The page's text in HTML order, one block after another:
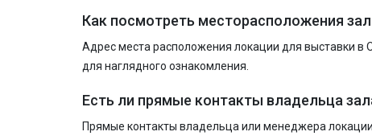
Как посмотреть месторасположения
Адрес места расположения локации для выставки в
для наглядного ознакомления.
Есть ли прямые контакты владельца
Прямые контакты владельца или менеджера